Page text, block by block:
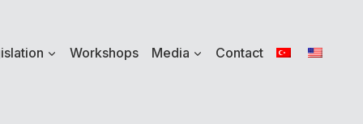
Workshops Media Contact